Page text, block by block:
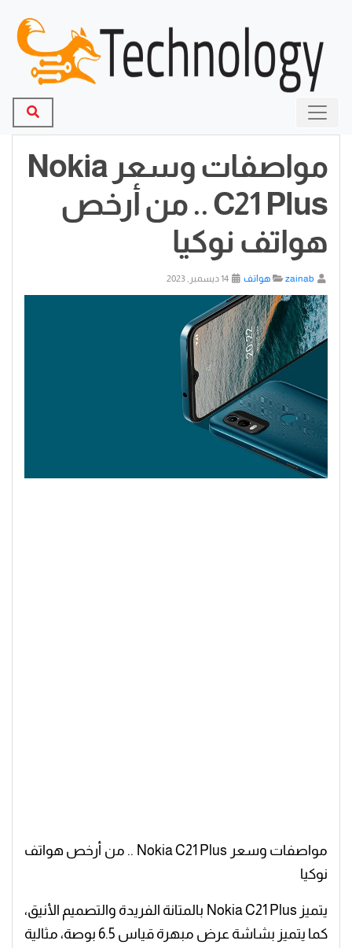
مواصفات وسعر Nokia
C21 Plus .. من أرخص
هواتف نوكيا
zainab هواتف
مواصفات وسعر Nokia C21 Plus .. من أرخص هواتف
نوكيا
يتميز Nokia C21 Plus بالمتانة الفريدة والتصميم الأنيق،
كما يتميز بشاشة عرض مبهرة قياس 6.5 بوصة، مثالية